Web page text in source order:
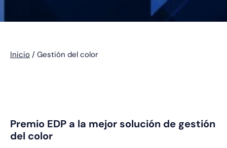
Inicio / Gestión del color
Premio EDP a la mejor solución de gestión
del color